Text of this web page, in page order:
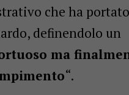
che ha
definendolo un
ma
“.